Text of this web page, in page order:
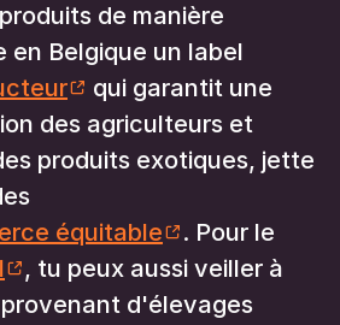
de manière
en Belgique un label
qui garantit une
des agriculteurs et
produits exotiques, jette
équitable
. Pour le
, tu peux aussi veiller à
d'élevages